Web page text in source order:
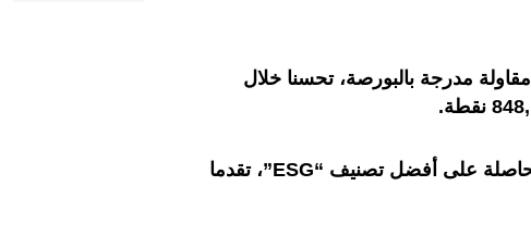
كما حقق مؤشر “MSI 20″، الذي يعكس أداء 20 مقاولة مدرجة بالبورصة، تحسنا خلال
بدوره، سجل “MASI.ESG”، مؤشر الشركات الحاصلة على أفضل تصنيف “ESG”، تقدما